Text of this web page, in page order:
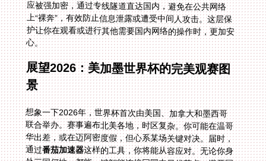
心。
展望2026：美加墨世界杯的完美观赛图
景
想象一下2026年，世界杯首次由美国、加拿大和墨西哥
联合举办。赛事遍布北美各地，时区复杂。你可能在温哥
华出差，或在迈阿密度假，但心系某场关键对决。届时，
通过番茄加速器这样的工具，你将能从容应对。无论你身
处三国何地，都能一键智能连接回国内最优节点，避开国
际网络拥堵，在咪咕视频上观看带有地道中文解说的直
播，在社交媒体上与国内好友同步吐槽互动，完全不受地
理限制的困扰。专业的售后团队提供实时保障，任何技术
问题都能得到快速响应，确保你的每一个观赛之夜都完美